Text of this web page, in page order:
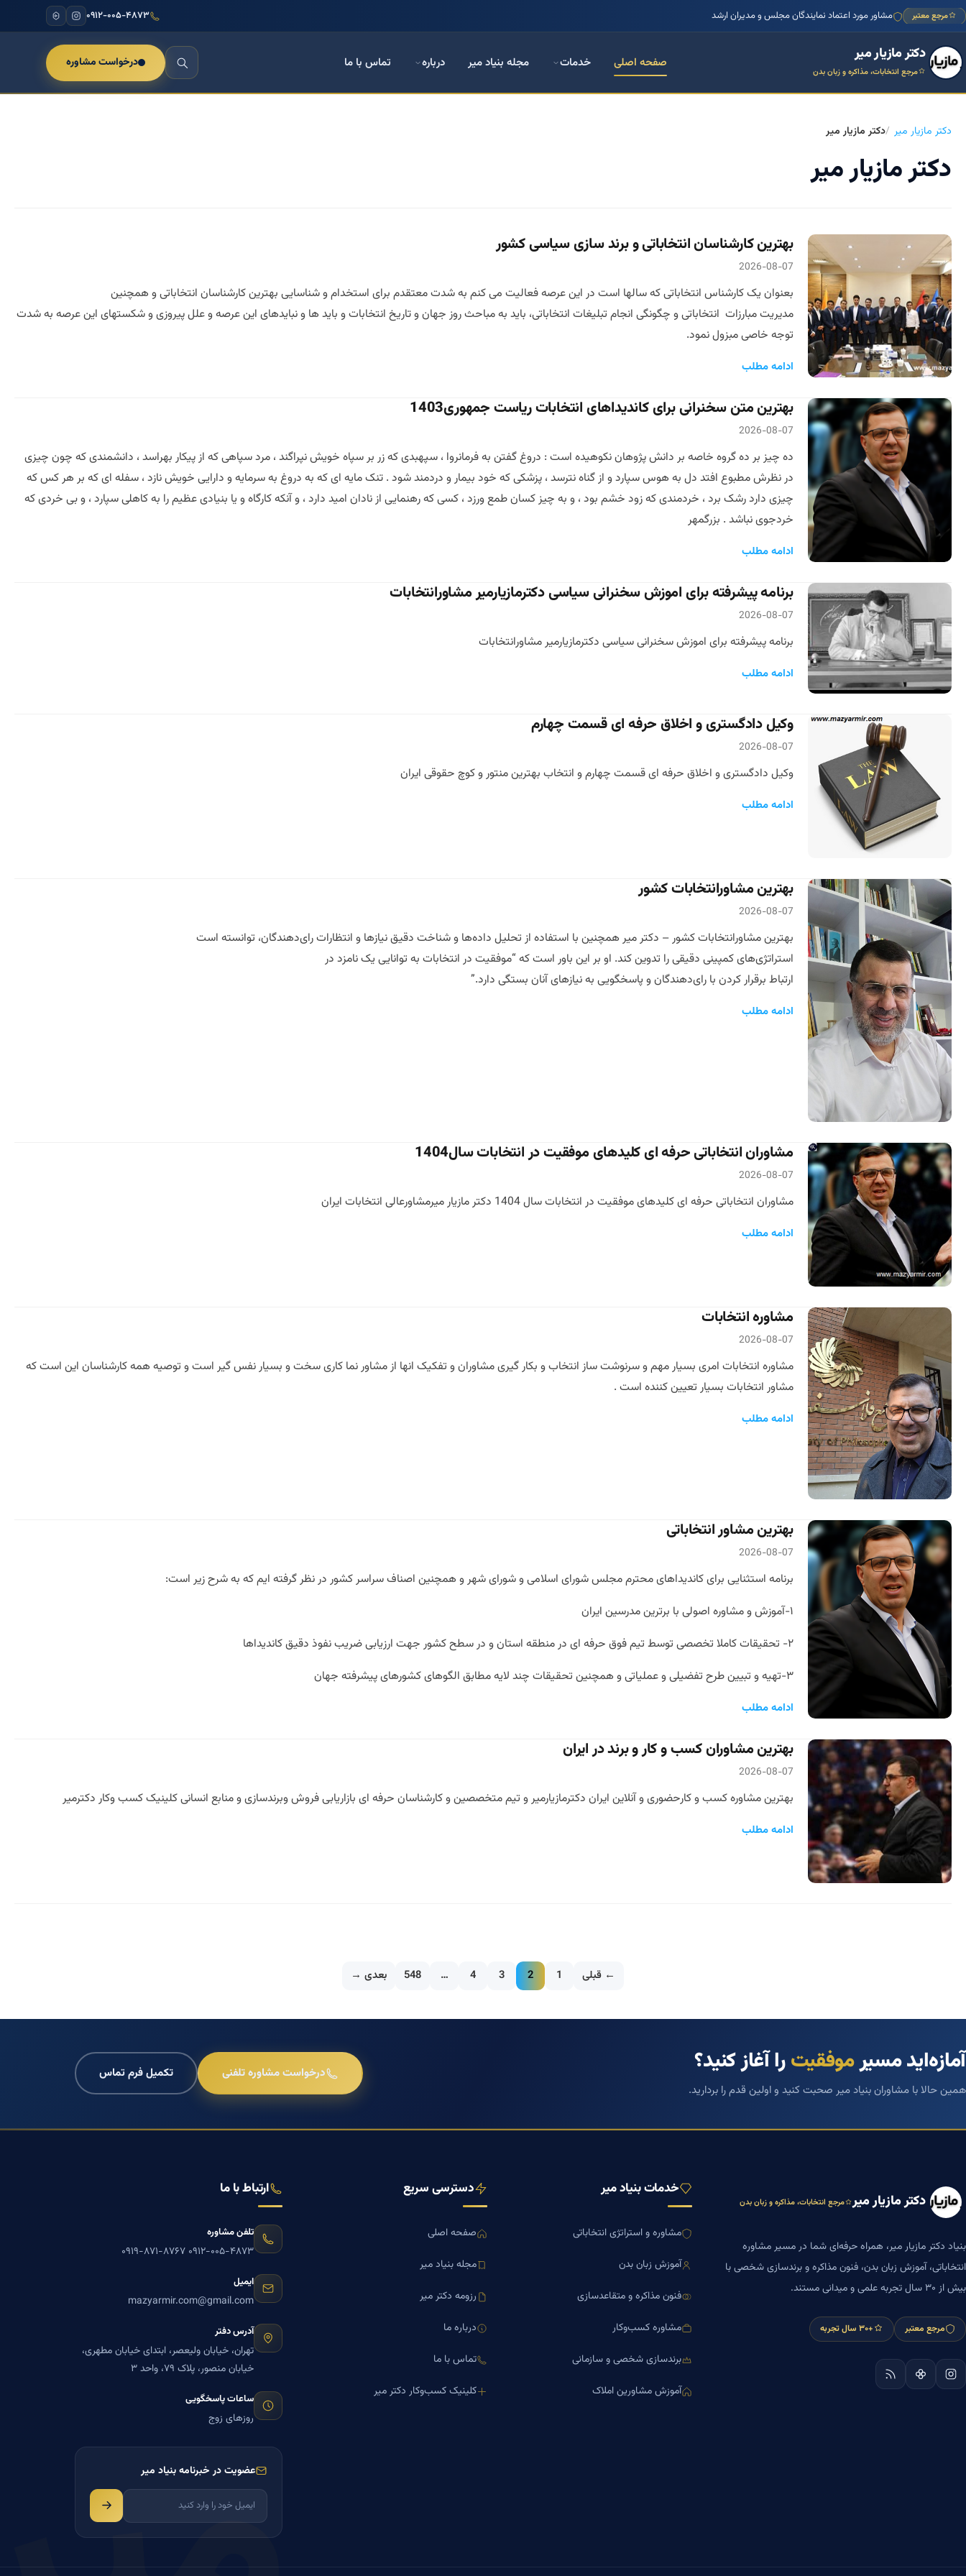
مرجع معتبر مشاور مورد اعتماد نمایندگان مجلس و مدیران ارشد ۰۹۱۲-۰۰۵-۴۸۷۳
دکتر مازیار میر
مرجع انتخابات، مذاکره و زبان بدن
صفحه اصلی خدمات مجله بنیاد میر درباره تماس با ما درخواست مشاوره
دکتر مازیار میر دکتر مازیار میر
دکتر مازیار میر
بهترین کارشناسان انتخاباتی و برند سازی سیاسی کشور
2026-08-07
بعنوان یک کارشناس انتخاباتی که سالها است در این عرصه فعالیت می کنم به شدت معتقدم برای استخدام و شناسایی بهترین کارشناسان انتخاباتی و همچنین
مدیریت مبارزات انتخاباتی و چگونگی انجام تبلیغات انتخاباتی، باید به مباحث روز جهان و تاریخ انتخابات و باید ها و نبایدهای این عرصه و علل پیروزی و شکستهای این عرصه به شدت
توجه خاصی مبزول نمود.
ادامه مطلب
بهترین متن سخنرانی برای کاندیداهای انتخابات ریاست جمهوری1403
2026-08-07
ده چیز بر ده گروه خاصه بر دانش پژوهان نکوهیده است : دروغ گفتن به فرمانروا ، سپهبدی که زر بر سپاه خویش نپراگند ، مرد سپاهی که از پیکار بهراسد ، دانشمندی که چون چیزی
در نظرش مطبوع افتد دل به هوس سپارد و از گناه نترسد ، پزشکی که خود بیمار و دردمند شود . تنک مایه ای که به دروغ به سرمایه و دارایی خویش نازد ، سفله ای که بر هر کس که
چیزی دارد رشک برد ، خردمندی که زود خشم بود ، و به چیز کسان طمع ورزد ، کسی که رهنمایی از نادان امید دارد ، و آنکه کارگاه و یا بنیادی عظیم را به کاهلی سپارد ، و بی خردی که
خردجوی نباشد . بزرگمهر
ادامه مطلب
برنامه پیشرفته برای اموزش سخنرانی سیاسی دکترمازیارمیر مشاورانتخابات
2026-08-07
برنامه پیشرفته برای اموزش سخنرانی سیاسی دکترمازیارمیر مشاورانتخابات
ادامه مطلب
وکیل دادگستری و اخلاق حرفه ای قسمت چهارم
2026-08-07
وکیل دادگستری و اخلاق حرفه ای قسمت چهارم و انتخاب بهترین منتور و کوچ حقوقی ایران
ادامه مطلب
بهترین مشاورانتخابات کشور
2026-08-07
بهترین مشاورانتخابات کشور – دکتر میر همچنین با استفاده از تحلیل داده‌ها و شناخت دقیق نیازها و انتظارات رای‌دهندگان، توانسته است
استراتژی‌های کمپینی دقیقی را تدوین کند. او بر این باور است که “موفقیت در انتخابات به توانایی یک نامزد در
ارتباط برقرار کردن با رای‌دهندگان و پاسخگویی به نیازهای آنان بستگی دارد.”
ادامه مطلب
مشاوران انتخاباتی حرفه ای کلیدهای موفقیت در انتخابات سال1404
2026-08-07
مشاوران انتخاباتی حرفه ای کلیدهای موفقیت در انتخابات سال 1404 دکتر مازیار میرمشاورعالی انتخابات ایران
ادامه مطلب
مشاوره انتخابات
2026-08-07
مشاوره انتخابات امری بسیار مهم و سرنوشت ساز انتخاب و بکار گیری مشاوران و تفکیک انها از مشاور نما کاری سخت و بسیار نفس گیر است و توصیه همه کارشناسان این است که
مشاور انتخابات بسیار تعیین کننده است .
ادامه مطلب
بهترین مشاور انتخاباتی
2026-08-07
برنامه استثنایی برای کاندیداهای محترم مجلس شورای اسلامی و شورای شهر و همچنین اصناف سراسر کشور در نظر گرفته ایم که به شرح زیر است:
۱-آموزش و مشاوره اصولی با برترین مدرسین ایران
۲- تحقیقات کاملا تخصصی توسط تیم فوق حرفه ای در منطقه استان و در سطح کشور جهت ارزیابی ضریب نفوذ دقیق کاندیداها
۳-تهیه و تبیین طرح تفضیلی و عملیاتی و همچنین تحقیقات چند لایه مطابق الگوهای کشورهای پیشرفته جهان
ادامه مطلب
بهترین مشاوران کسب و کار و برند در ایران
2026-08-07
بهترین مشاوره کسب و کارحضوری و آنلاین ایران دکترمازیارمیر و تیم متخصصین و کارشناسان حرفه ای بازاریابی فروش وبرندسازی و منابع انسانی کلینیک کسب وکار دکترمیر
ادامه مطلب
← قبلی 1
2
3
4
…
548 بعدی →
آمازه‌اید مسیرموفقیترا آغاز کنید؟
همین حالا با مشاوران بنیاد میر صحبت کنید و اولین قدم را بردارید.
درخواست مشاوره تلفنی تکمیل فرم تماس
دکتر مازیار میر مرجع انتخابات، مذاکره و زبان بدن
بنیاد دکتر مازیار میر، همراه حرفه‌ای شما در مسیر مشاوره
انتخاباتی، آموزش زبان بدن، فنون مذاکره و برندسازی شخصی با
بیش از ۳۰ سال تجربه علمی و میدانی مستند.
مرجع معتبر +۳۰ سال تجربه
خدمات بنیاد میر
مشاوره و استراتژی انتخاباتی
آموزش زبان بدن
فنون مذاکره و متقاعدسازی
مشاوره کسب‌وکار
برندسازی شخصی و سازمانی
آموزش مشاورین املاک
دسترسی سریع
صفحه اصلی
مجله بنیاد میر
رزومه دکتر میر
درباره ما
تماس با ما
کلینیک کسب‌وکار دکتر میر
ارتباط با ما
تلفن مشاوره
۰۹۱۲-۰۰۵-۴۸۷۳ ۰۹۱۹-۸۷۱-۸۷۶۷
ایمیل
mazyarmir.com@gmail.com
آدرس دفتر
تهران، خیابان ولیعصر، ابتدای خیابان مطهری،
خیابان منصور، پلاک ۷۹، واحد ۳
ساعات پاسخگویی
روزهای زوج
عضویت در خبرنامه بنیاد میر